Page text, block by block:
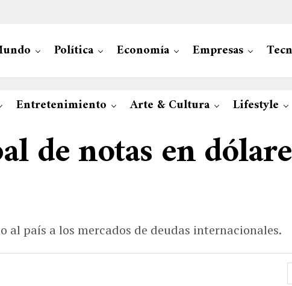
Política Economía Empresas
Entretenimiento Arte & Cultura Lifestyle
de notas en
al país a los mercados de deudas internacionales.